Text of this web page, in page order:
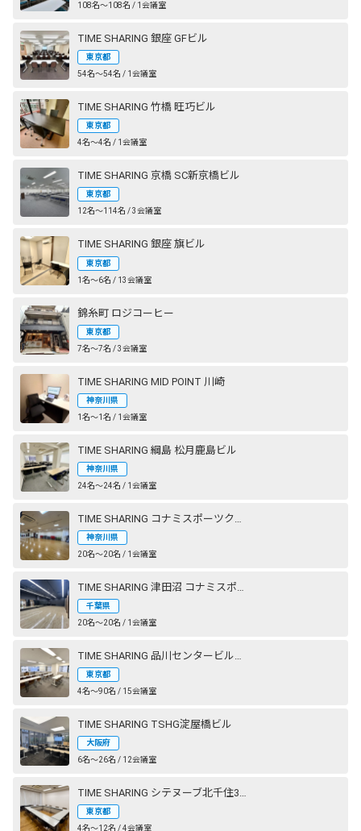
108名〜108名 / 1会議室
TIME SHARING 銀座 GFビル
東京都
54名〜54名 / 1会議室
TIME SHARING 竹橋 旺巧ビル
東京都
4名〜4名 / 1会議室
TIME SHARING 京橋 SC新京橋ビル
東京都
12名〜114名 / 3会議室
TIME SHARING 銀座 旗ビル
東京都
1名〜6名 / 13会議室
錦糸町 ロジコーヒー
東京都
7名〜7名 / 3会議室
TIME SHARING MID POINT 川崎
神奈川県
1名〜1名 / 1会議室
TIME SHARING 綱島 松月鹿島ビル
神奈川県
24名〜24名 / 1会議室
神奈川県
20名〜20名 / 1会議室
千葉県
20名〜20名 / 1会議室
TIME SHARING 品川センタービルディング
東京都
4名〜90名 / 15会議室
TIME SHARING TSHG淀屋橋ビル
大阪府
6名〜26名 / 12会議室
TIME SHARING シテヌーブ北千住30A棟
東京都
4名〜12名 / 4会議室